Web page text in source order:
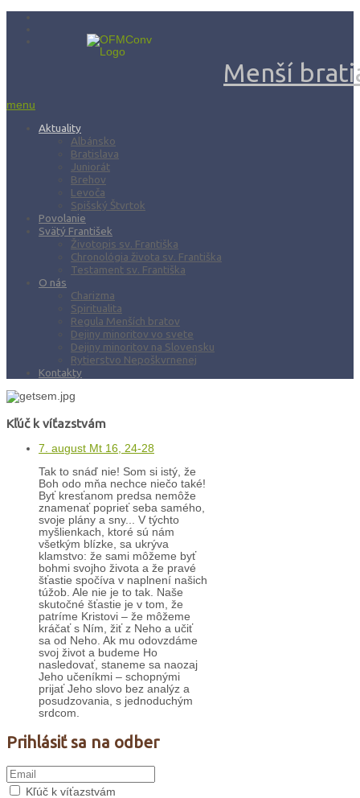
Menší
menu
Aktuality
Albánsko
Bratislava
Juniorát
Brehov
Levoča
Spišský Štvrtok
Povolanie
Svätý František
Životopis sv. Františka
Chronológia života sv. Františka
Testament sv. Františka
O nás
Charizma
Spiritualita
Regula Menších bratov
Dejiny minoritov vo svete
Dejiny minoritov na Slovensku
Rytierstvo Nepoškvrnenej
Kontakty
Kľúč k víťazstvám
7. august Mt 16, 24-28
Tak to snáď nie! Som si istý, že
Boh odo mňa nechce niečo také!
Byť kresťanom predsa nemôže
znamenať poprieť seba samého,
svoje plány a sny... V týchto
myšlienkach, ktoré sú nám
všetkým blízke, sa ukrýva
klamstvo: že sami môžeme byť
bohmi svojho života a že pravé
šťastie spočíva v naplnení našich
túžob. Ale nie je to tak. Naše
skutočné šťastie je v tom, že
patríme Kristovi – že môžeme
kráčať s Ním, žiť z Neho a učiť
sa od Neho. Ak mu odovzdáme
svoj život a budeme Ho
nasledovať, staneme sa naozaj
Jeho učeníkmi – schopnými
prijať Jeho slovo bez analýz a
posudzovania, s jednoduchým
srdcom.
Prihlásiť sa na odber
Kľúč k víťazstvám